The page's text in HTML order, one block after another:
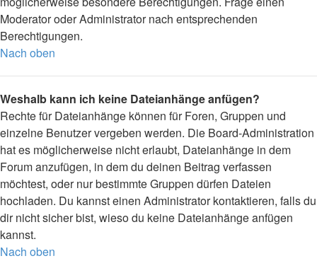
Moderator oder Administrator nach entsprechenden
Berechtigungen.
Nach oben
Weshalb kann ich keine Dateianhänge anfügen?
Rechte für Dateianhänge können für Foren, Gruppen und
einzelne Benutzer vergeben werden. Die Board-Administration
hat es möglicherweise nicht erlaubt, Dateianhänge in dem
Forum anzufügen, in dem du deinen Beitrag verfassen
möchtest, oder nur bestimmte Gruppen dürfen Dateien
hochladen. Du kannst einen Administrator kontaktieren, falls du
dir nicht sicher bist, wieso du keine Dateianhänge anfügen
kannst.
Nach oben